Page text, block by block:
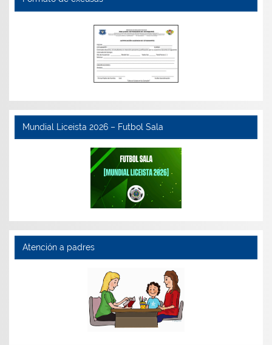
Mundial Liceista 2026 – Futbol Sala
Atención a padres